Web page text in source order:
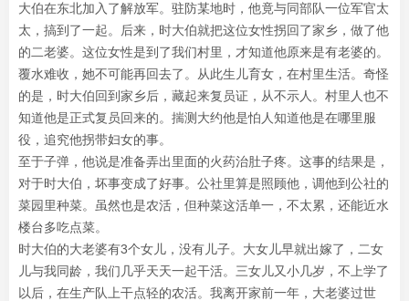
大伯在东北加入了解放军。驻防某地时，他竟与同部队一位军官太
太，搞到了一起。后来，时大伯就把这位女性拐回了家乡，做了他
的二老婆。这位女性是到了我们村里，才知道他原来是有老婆的。
覆水难收，她不可能再回去了。从此生儿育女，在村里生活。奇怪
的是，时大伯回到家乡后，藏起来复员证，从不示人。村里人也不
知道他是正式复员回来的。揣测大约他是怕人知道他是在哪里服
役，追究他拐带妇女的事。
至于子弹，他说是准备弄出里面的火药治肚子疼。这事的结果是，
对于时大伯，坏事变成了好事。公社里算是照顾他，调他到公社的
菜园里种菜。虽然也是农活，但种菜这活单一，不太累，还能近水
楼台多吃点菜。
时大伯的大老婆有3个女儿，没有儿子。大女儿早就出嫁了，二女
儿与我同龄，我们几乎天天一起干活。三女儿又小几岁，不上学了
以后，在生产队上干点轻的农活。我离开家前一年，大老婆过世